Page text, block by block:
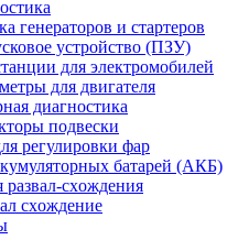
генераторов и стартеров
устройство (ПЗУ)
для электромобилей
для двигателя
диагностика
подвески
peгулиpoвки фap
батарей (АКБ)
paзвaл-cxoждeния
cxoждeниe